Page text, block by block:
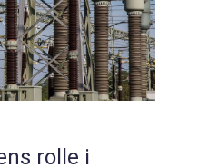
rolle i